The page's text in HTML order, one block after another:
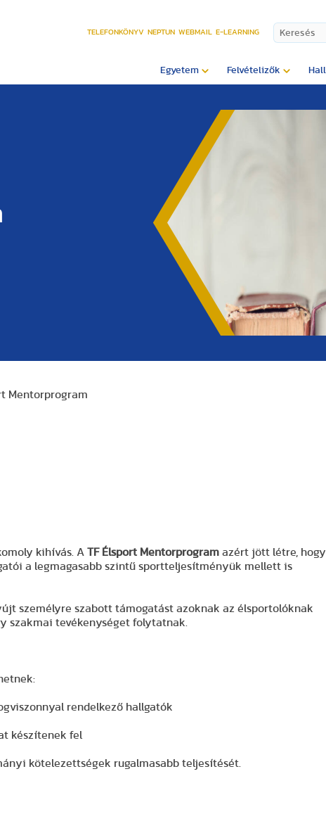
TELEFONKÖNYV NEPTUN WEBMAIL E-LEARNING
Egyetem Felvételizők
Mentorprogram
kihívás. A TF Élsport Mentorprogram azért jött létre, hogy
a legmagasabb szintű sportteljesítményük mellett is
személyre szabott támogatást azoknak az élsportolóknak
szakmai tevékenységet folytatnak.
rendelkező hallgatók
készítenek fel
kötelezettségek rugalmasabb teljesítését.